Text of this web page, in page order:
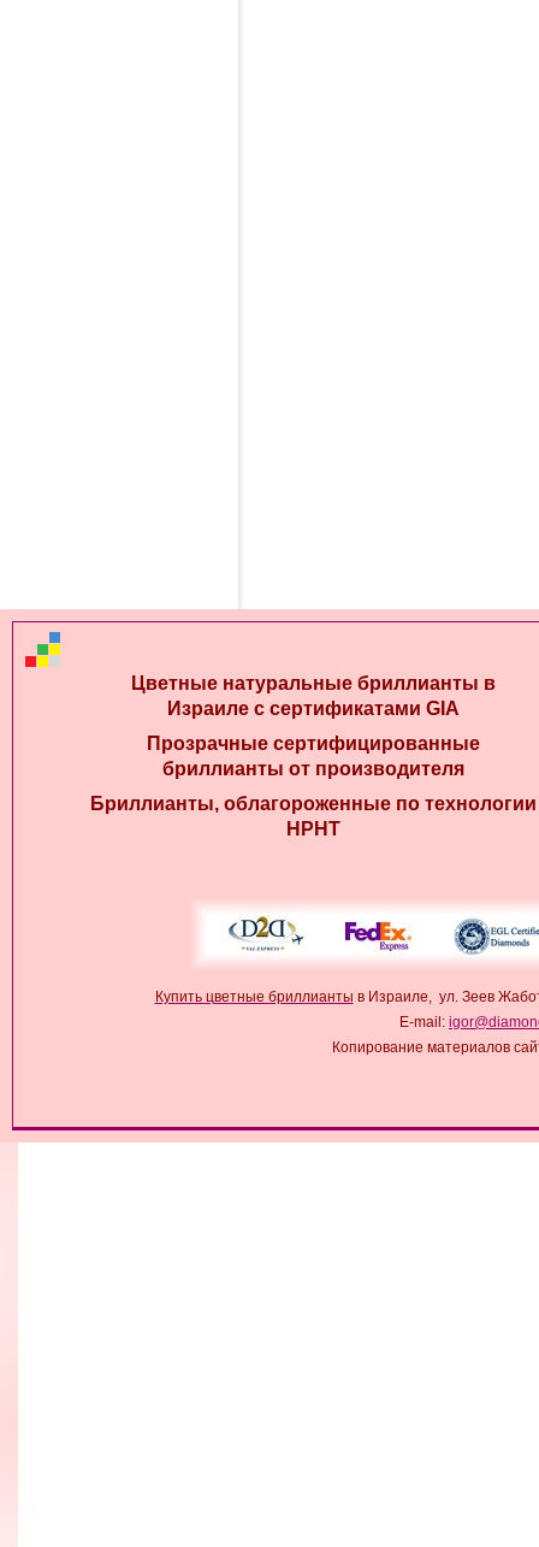
Цветные натуральные бриллианты в
Израиле с сертификатами GIA
Прозрачные сертифицированные
бриллианты от производителя
Бриллианты, облагороженные по технологии
HPHT
Купить цветные бриллианты в Израиле, ул. Зеев
E-mail:
Копирование материалов